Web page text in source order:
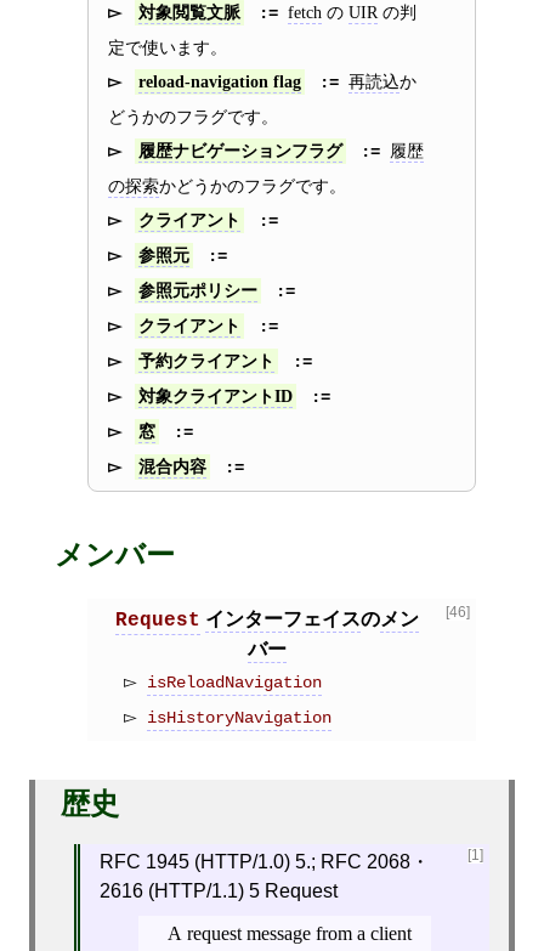
対象閲覧文脈 fetch の UIR の判
定で使います。
reload-navigation flag 再読込か
どうかのフラグです。
履歴ナビゲーションフラグ
履歴
の探索かどうかのフラグです。
クライアント
参照元
参照元ポリシー
クライアント
予約クライアント
対象クライアントID
窓
混合内容
メンバー
[46]
Request インターフェイスのメン
バー
isReloadNavigation
isHistoryNavigation
歴史
[1]
RFC 1945 (HTTP/1.0) 5.; RFC 2068・
2616 (HTTP/1.1) 5 Request
A request message from a client